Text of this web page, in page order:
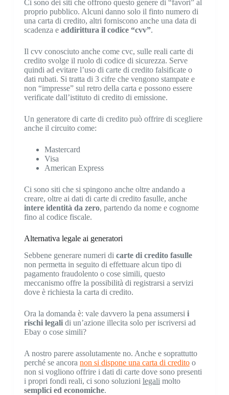
Ci sono dei siti che offrono questo genere di “favori” al
proprio pubblico. Alcuni danno solo il finto numero di
una carta di credito, altri forniscono anche una data di
scadenza e addirittura il codice “cvv”.
Il cvv conosciuto anche come cvc, sulle reali carte di
credito svolge il ruolo di codice di sicurezza. Serve
quindi ad evitare l’uso di carte di credito falsificate o
dati rubati. Si tratta di 3 cifre che vengono stampate e
non “impresse” sul retro della carta e possono essere
verificate dall’istituto di credito di emissione.
Un generatore di carte di credito può offrire di scegliere
anche il circuito come:
Mastercard
Visa
American Express
Ci sono siti che si spingono anche oltre andando a
creare, oltre ai dati di carte di credito fasulle, anche
intere identità da zero, partendo da nome e cognome
fino al codice fiscale.
Alternativa legale ai generatori
Sebbene generare numeri di carte di credito fasulle
non permetta in seguito di effettuare alcun tipo di
pagamento fraudolento o cose simili, questo
meccanismo offre la possibilità di registrarsi a servizi
dove è richiesta la carta di credito.
Ora la domanda è: vale davvero la pena assumersi i
rischi legalidi un’azione illecita solo per iscriversi ad
Ebay o cose simili?
A nostro parere assolutamente no. Anche e soprattutto
perché se ancora non si dispone una carta di creditoo
non si vogliono offrire i dati di carte dove sono presenti
i propri fondi reali, ci sono soluzioni legali molto
semplici ed economiche.